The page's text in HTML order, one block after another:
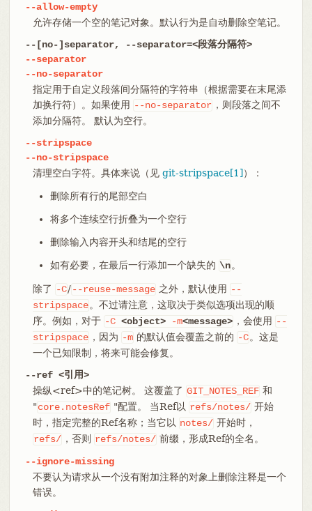
--allow-empty
允许存储一个空的笔记对象。默认行为是自动删除空笔记。
--[no-]separator, --separator=<段落分隔符>
--separator
--no-separator
指定用于自定义段落间分隔符的字符串（根据需要在末尾添
加换行符）。如果使用 --no-separator ，则段落之间不
添加分隔符。 默认为空行。
--stripspace
--no-stripspace
清理空白字符。具体来说（见 git-stripspace[1] ）：
删除所有行的尾部空白
将多个连续空行折叠为一个空行
删除输入内容开头和结尾的空行
如有必要，在最后一行添加一个缺失的 \n 。
除了 -C/ --reuse-message 之外，默认使用 --
stripspace 。不过请注意，这取决于类似选项出现的顺
序。例如，对于 -C <object> -m<message> ，会使用 --
stripspace ，因为 -m 的默认值会覆盖之前的 -C 。这是
一个已知限制，将来可能会修复。
--ref <引用>
操纵<ref>中的笔记树。 这覆盖了 GIT_NOTES_REF 和
"core.notesRef "配置。 当Ref以 refs/notes/ 开始
时，指定完整的Ref名称；当它以 notes/ 开始时，
refs/ ，否则 refs/notes/ 前缀，形成Ref的全名。
--ignore-missing
不要认为请求从一个没有附加注释的对象上删除注释是一个
错误。